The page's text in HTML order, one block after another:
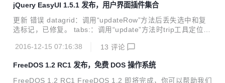
过选择操作来滚动到指定行。 combotree: 加入“textField”属
性。 combotreegrid: 加入“textField”属性。 pagination: 加
入“showPageInfo”属性。 panel: ...
jQuery EasyUI 1.5.1 发布，用户界面插件集合
更新 错误 datagrid：调用“updateRow”方法后丢失选中和复
选标记，已修复。 tabs:：调用“update”方法时trip工具定位错
会丢失，已修复。 messager：显示进度消息窗口并立即关闭
obox组件选中的下拉项目中，已修复。 改进 textbox：给text
box加入定制样式时可以使用“cls”属性了。 numberbox：用户
2016-12-15 07:16:38 13 评论
FreeDOS 1.2 RC1 发布，免费 DOS 操作系统
FreeDOS 1.2 RC1 FreeDOS 1.2 即将完成，你可以帮助我们